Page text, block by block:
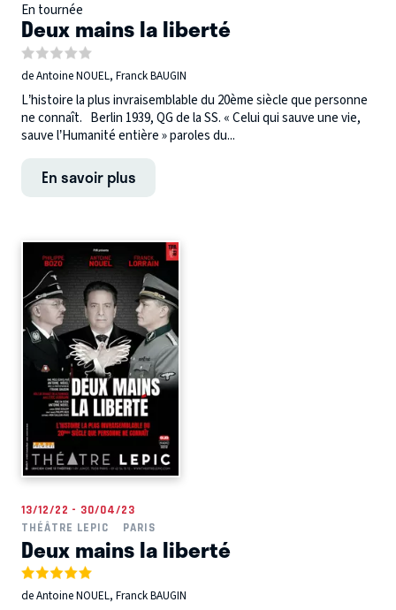
En tournée
Deux mains la liberté
de Antoine NOUEL, Franck BAUGIN
L’histoire la plus invraisemblable du 20ème siècle que personne
ne connaît. Berlin 1939, QG de la SS. « Celui qui sauve une vie,
sauve l’Humanité entière » paroles du...
En savoir plus
13/12/22 - 30/04/23
THÉÂTRE LEPIC
PARIS
Deux mains la liberté
de Antoine NOUEL, Franck BAUGIN